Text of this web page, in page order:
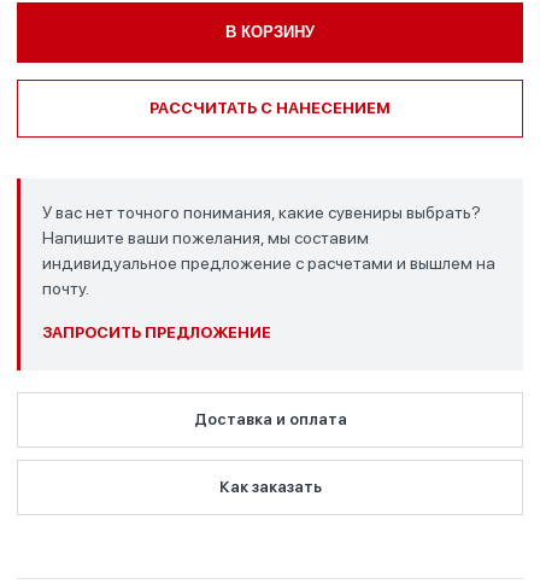
В КОРЗИНУ
РАССЧИТАТЬ С НАНЕСЕНИЕМ
У вас нет точного понимания, какие сувениры выбрать?
Напишите ваши пожелания, мы составим
индивидуальное предложение с расчетами и вышлем на
почту.
ЗАПРОСИТЬ ПРЕДЛОЖЕНИЕ
Доставка и оплата
Как заказать